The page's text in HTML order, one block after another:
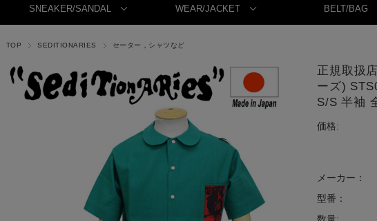
SNEAKER/SANDAL WEAR/JACKET BELT/BAG
TOP SEDITIONARIES セーター，シャツなど
正規取扱
ーズ)
S/S 半袖
価格:
メーカー：
型番：